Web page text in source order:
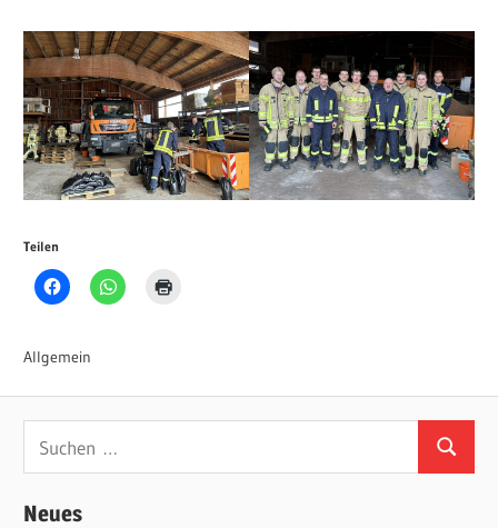
Teilen
Allgemein
nach:
Suchen
Neues